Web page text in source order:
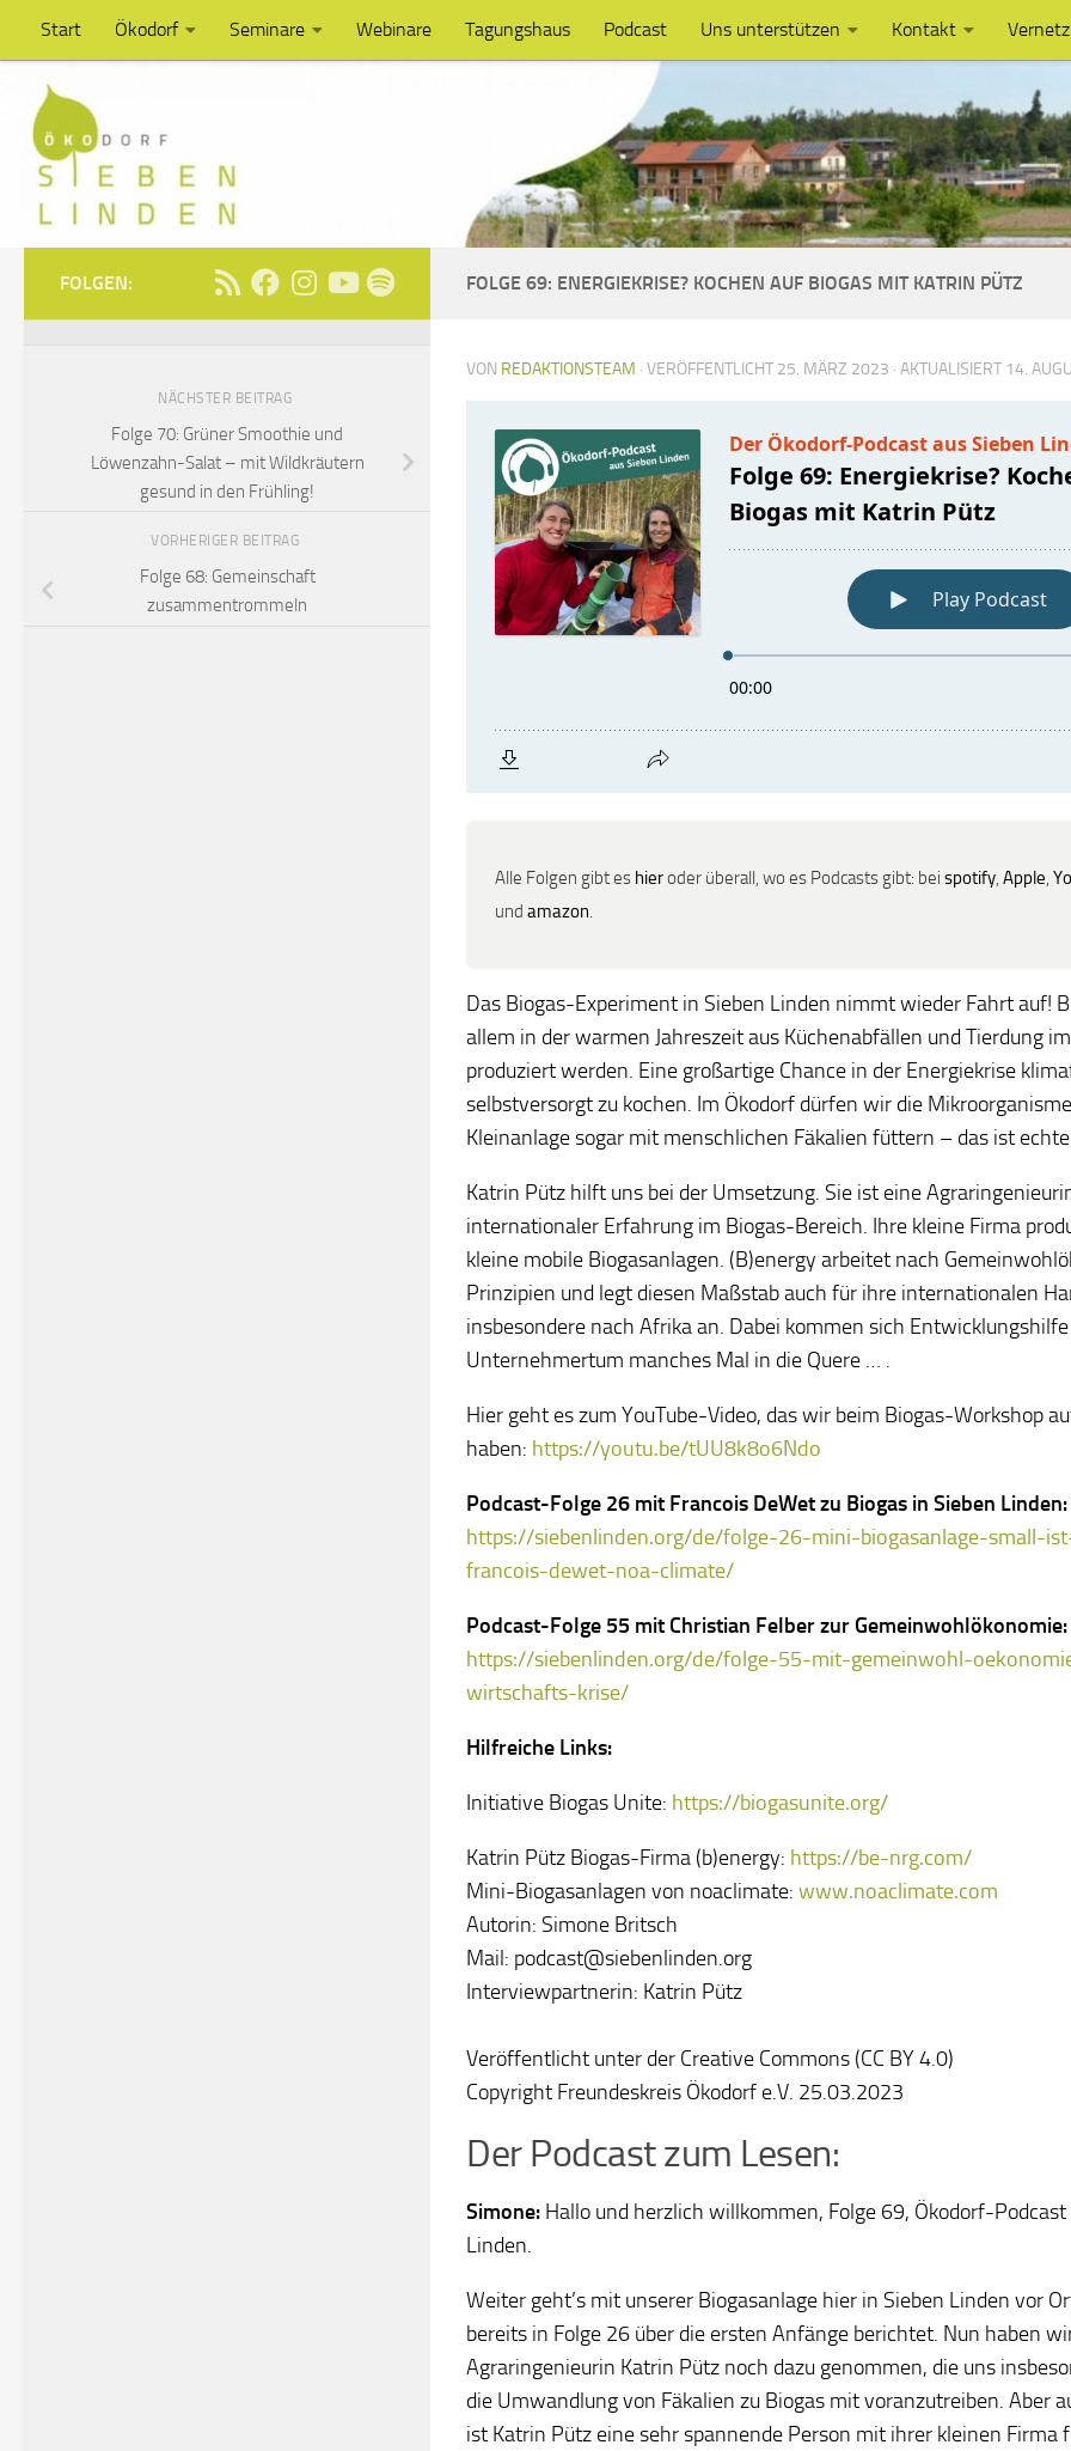
Unter dem Inhalt
Start Ökodorf Seminare Webinare Tagungshaus Podcast Uns unterstützen Kontakt
FOLGE 69: ENERGIEKRISE? KOCHEN AUF BIOGAS MIT KATRIN PÜTZ
VON REDAKTIONSTEAM · VERÖFFENTLICHT 25. MÄRZ 2023 · AKTUALISIERT 14.
Alle Folgen gibt es hieroder überall, wo es Podcasts gibt: bei spotify, Apple,
und amazon.
Das Biogas-Experiment in Sieben Linden nimmt wieder Fahrt auf!
allem in der warmen Jahreszeit aus Küchenabfällen und Tierdung
produziert werden. Eine großartige Chance in der Energiekrise
selbstversorgt zu kochen. Im Ökodorf dürfen wir die
Kleinanlage sogar mit menschlichen Fäkalien füttern – das ist
Katrin Pütz hilft uns bei der Umsetzung. Sie ist eine
internationaler Erfahrung im Biogas-Bereich. Ihre kleine Firma
kleine mobile Biogasanlagen. (B)energy arbeitet nach
Prinzipien und legt diesen Maßstab auch für ihre internationalen
insbesondere nach Afrika an. Dabei kommen sich
Unternehmertum manches Mal in die Quere … .
Hier geht es zum YouTube-Video, das wir beim Biogas-Workshop
haben: https://youtu.be/tUU8k8o6Ndo
Podcast-Folge 26 mit Francois DeWet zu Biogas in Sieben Linden:
https://siebenlinden.org/de/folge-26-mini-biogasanlage-small-
francois-dewet-noa-climate/
Podcast-Folge 55 mit Christian Felber zur Gemeinwohlökonomie:
https://siebenlinden.org/de/folge-55-mit-gemeinwohl-
wirtschafts-krise/
Hilfreiche Links:
Initiative Biogas Unite: https://biogasunite.org/
Katrin Pütz Biogas-Firma (b)energy: https://be-nrg.com/
Mini-Biogasanlagen von noaclimate: www.noaclimate.com
Autorin: Simone Britsch
Mail: podcast@siebenlinden.org
Interviewpartnerin: Katrin Pütz
Veröffentlicht unter der Creative Commons (CC BY 4.0)
Copyright Freundeskreis Ökodorf e.V. 25.03.2023
Der Podcast zum Lesen:
Simone: Hallo und herzlich willkommen, Folge 69, Ökodorf-Podcast
Linden.
Weiter geht’s mit unserer Biogasanlage hier in Sieben Linden vor
bereits in Folge 26 über die ersten Anfänge berichtet. Nun haben
Agraringenieurin Katrin Pütz noch dazu genommen, die uns
die Umwandlung von Fäkalien zu Biogas mit voranzutreiben. Aber
ist Katrin Pütz eine sehr spannende Person mit ihrer kleinen Firma
FOLGEN:
NÄCHSTER BEITRAG
Folge 70: Grüner Smoothie und
Löwenzahn-Salat – mit Wildkräutern
gesund in den Frühling!
VORHERIGER BEITRAG
Folge 68: Gemeinschaft
zusammentrommeln